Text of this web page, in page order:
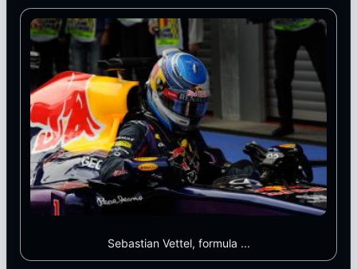
Sebastian Vettel, formula ...